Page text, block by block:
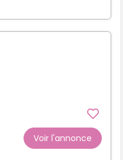
Voir l'annonce